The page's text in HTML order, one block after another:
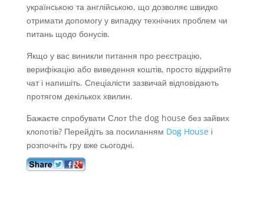
українською та англійською, що дозволяє швидко
отримати допомогу у випадку технічних проблем чи
питань щодо бонусів.
Якщо у вас виникли питання про реєстрацію,
верифікацію або виведення коштів, просто відкрийте
чат і напишіть. Спеціалісти зазвичай відповідають
протягом декількох хвилин.
Бажаєте спробувати Слот the dog house без зайвих
клопотів? Перейдіть за посиланням Dog Houseі
розпочніть гру вже сьогодні.